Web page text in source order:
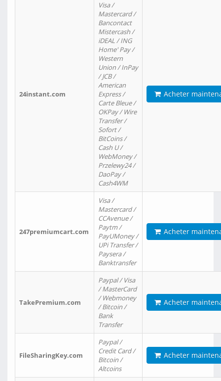
24instant.com
Visa /
Mastercard /
Bancontact
Mistercash /
iDEAL / ING
Home' Pay /
Western
Union / InPay
/ JCB /
American
Express /
Carte Bleue /
OKPay / Wire
Transfer /
Sofort /
BitCoins /
Cash U /
WebMoney /
Przelewy24 /
DaoPay /
Cash4WM
Acheter
247premiumcart.com
Visa /
Mastercard /
CCAvenue /
Paytm /
PayUMoney /
UPi Transfer /
Paysera /
Banktransfer
Acheter
TakePremium.com
Paypal / Visa
/ MasterCard
/ Webmoney
/ Bitcoin /
Bank
Transfer
Acheter
FileSharingKey.com
Paypal /
Credit Card /
Bitcoin /
Altcoins
Acheter